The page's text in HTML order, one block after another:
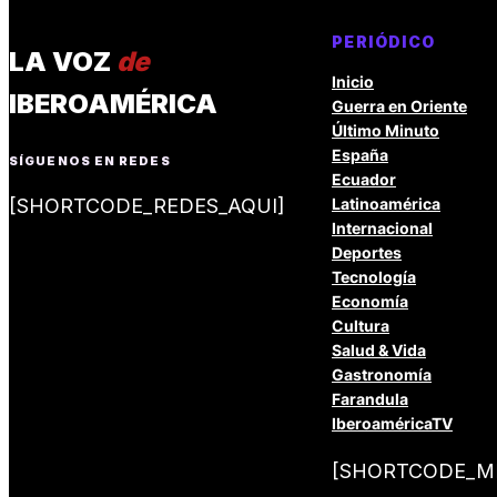
LA VOZ de
IBEROAMÉRICA
SÍGUENOS EN REDES
[SHORTCODE_REDES_AQUI]
PERIÓDICO
Inicio
Guerra en Oriente
Último Minuto
España
Ecuador
Latinoamérica
Internacional
Deportes
Tecnología
Economía
Cultura
Salud & Vida
Gastronomía
Farandula
IberoaméricaTV